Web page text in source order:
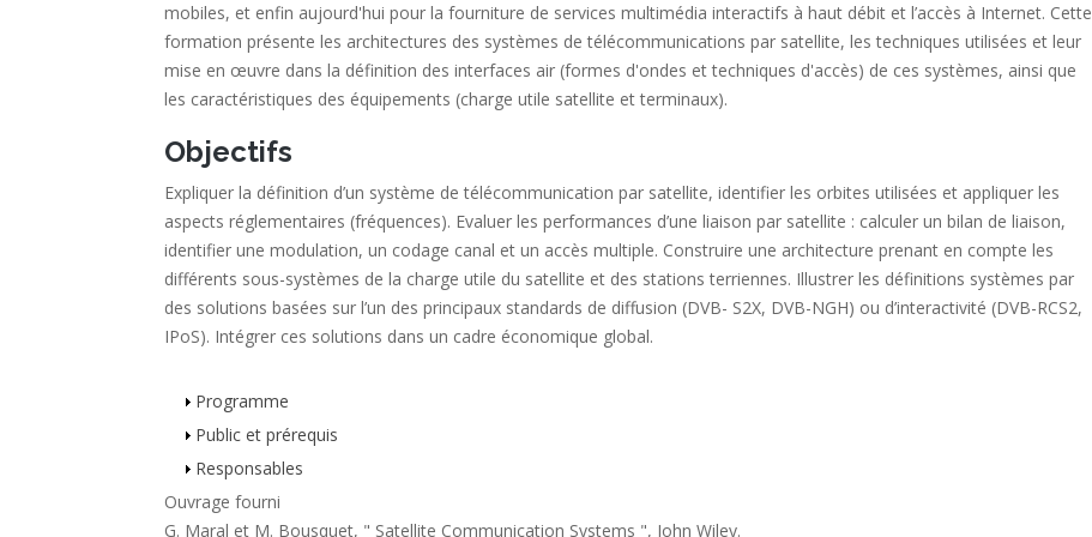
mobiles, et enfin aujourd'hui pour la fourniture de services multimédia interactifs à haut débit et l’accès à Internet. Cette
formation présente les architectures des systèmes de télécommunications par satellite, les techniques utilisées et leur
mise en œuvre dans la définition des interfaces air (formes d'ondes et techniques d'accès) de ces systèmes, ainsi que
les caractéristiques des équipements (charge utile satellite et terminaux).
Objectifs
Expliquer la définition d’un système de télécommunication par satellite, identifier les orbites utilisées et appliquer les
aspects réglementaires (fréquences). Evaluer les performances d’une liaison par satellite : calculer un bilan de liaison,
identifier une modulation, un codage canal et un accès multiple. Construire une architecture prenant en compte les
différents sous-systèmes de la charge utile du satellite et des stations terriennes. Illustrer les définitions systèmes par
des solutions basées sur l’un des principaux standards de diffusion (DVB- S2X, DVB-NGH) ou d’interactivité (DVB-RCS2,
IPoS). Intégrer ces solutions dans un cadre économique global.
Stage
Programme
Public et prérequis
Responsables
Ouvrage fourni
G. Maral et M. Bousquet, " Satellite Communication Systems ", John Wiley.